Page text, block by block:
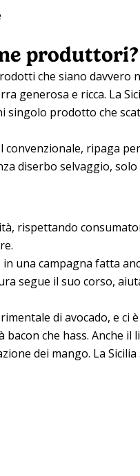
produttori?
che siano davvero
generosa e ricca. La
singolo prodotto che
ripaga
diserbo selvaggio,
rispettando
una campagna fatta
segue il suo corso,
di avocado, e ci
che hass. Anche il
dei mango. La